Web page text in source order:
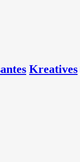
Kreatives